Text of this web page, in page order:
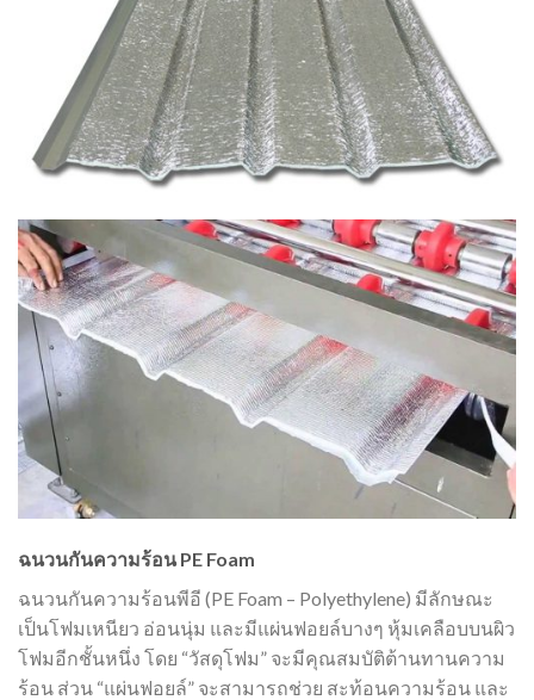
ฉนวนกันความร้อน PE Foam
ฉนวนกันความร้อนพีอี (PE Foam – Polyethylene) มีลักษณะ
เป็นโฟมเหนียว อ่อนนุ่ม และมีแผ่นฟอยล์บางๆ หุ้มเคลือบบนผิว
โฟมอีกชั้นหนึ่ง โดย “วัสดุโฟม” จะมีคุณสมบัติต้านทานความ
ร้อน ส่วน “แผ่นฟอยล์” จะสามารถช่วย สะท้อนความร้อน และ